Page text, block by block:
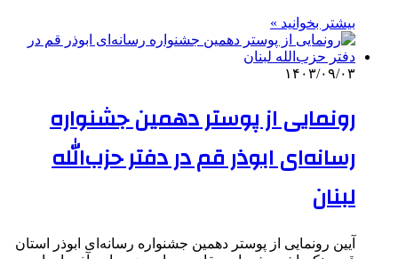
بیشتر بخوانید »
۱۴۰۳/۰۹/۰۳
رونمایی از پوستر دهمین جشنواره
رسانه‌ای ابوذر قم در دفتر حزب‌الله
لبنان
آیین رونمایی از پوستر دهمین جشنواره رسانه‌ای ابوذر استان